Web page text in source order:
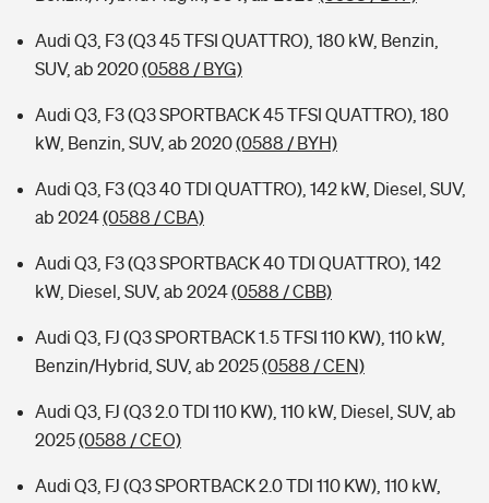
Audi Q3, F3 (Q3 45 TFSI QUATTRO), 180 kW, Benzin,
SUV, ab 2020(0588 / BYG)
Audi Q3, F3 (Q3 SPORTBACK 45 TFSI QUATTRO), 180
kW, Benzin, SUV, ab 2020(0588 / BYH)
Audi Q3, F3 (Q3 40 TDI QUATTRO), 142 kW, Diesel, SUV,
ab 2024(0588 / CBA)
Audi Q3, F3 (Q3 SPORTBACK 40 TDI QUATTRO), 142
kW, Diesel, SUV, ab 2024(0588 / CBB)
Audi Q3, FJ (Q3 SPORTBACK 1.5 TFSI 110 KW), 110 kW,
Benzin/Hybrid, SUV, ab 2025(0588 / CEN)
Audi Q3, FJ (Q3 2.0 TDI 110 KW), 110 kW, Diesel, SUV, ab
2025(0588 / CEO)
Audi Q3, FJ (Q3 SPORTBACK 2.0 TDI 110 KW), 110 kW,